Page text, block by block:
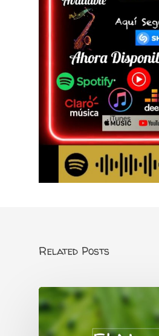
Related Posts